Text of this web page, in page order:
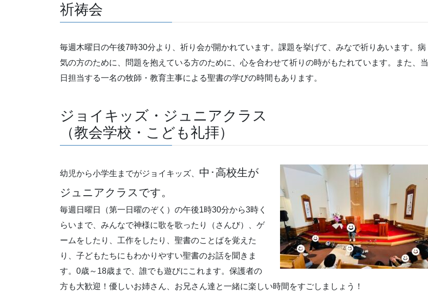
祈祷会
毎週木曜日の午後7時30分より、祈り会が開かれています。課題を挙げて、みなで祈りあいます。病
気の方のために、問題を抱えている方のために、心を合わせて祈りの時がもたれています。また、当
日担当する一名の牧師・教育主事による聖書の学びの時間もあります。
ジョイキッズ・ジュニアクラス
（教会学校・こども礼拝）
幼児から小学生までがジョイキッズ、 中･高校生が
ジュニアクラスです。
毎週日曜日（第一日曜のぞく）の午後1時30分から3時く
らいまで、みんなで神様に歌を歌ったり（さんび）、ゲ
ームをしたり、工作をしたり、聖書のことばを覚えた
り、子どもたちにもわかりやすい聖書のお話を聞きま
す。0歳～18歳まで、誰でも遊びにこれます。保護者の
方も大歓迎！優しいお姉さん、お兄さん達と一緒に楽しい時間をすごしましょう！